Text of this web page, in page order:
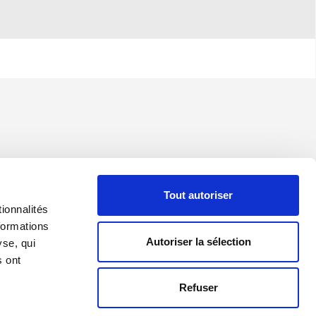
qui
ont
Tout autoriser
Autoriser la sélection
Refuser